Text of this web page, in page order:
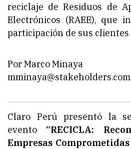
reciclaje de Residuos de
Electrónicos (RAEE), que
participación de sus
Por Marco Minaya
Claro Perú presentó la
evento “RECICLA:
Empresas